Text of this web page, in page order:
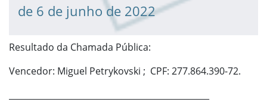
de 6 de junho de 2022
Resultado da Chamada Pública:
Vencedor: Miguel Petrykovski ; CPF: 277.864.390-72.